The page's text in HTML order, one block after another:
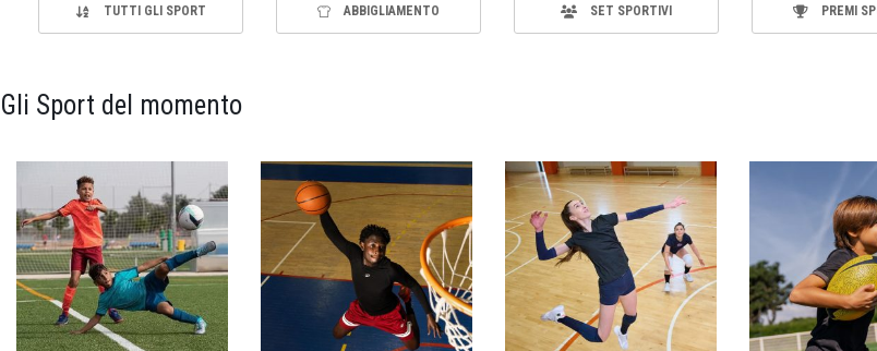
TUTTI GLI SPORT ABBIGLIAMENTO SET SPORTIVI PREMI
Gli Sport del momento